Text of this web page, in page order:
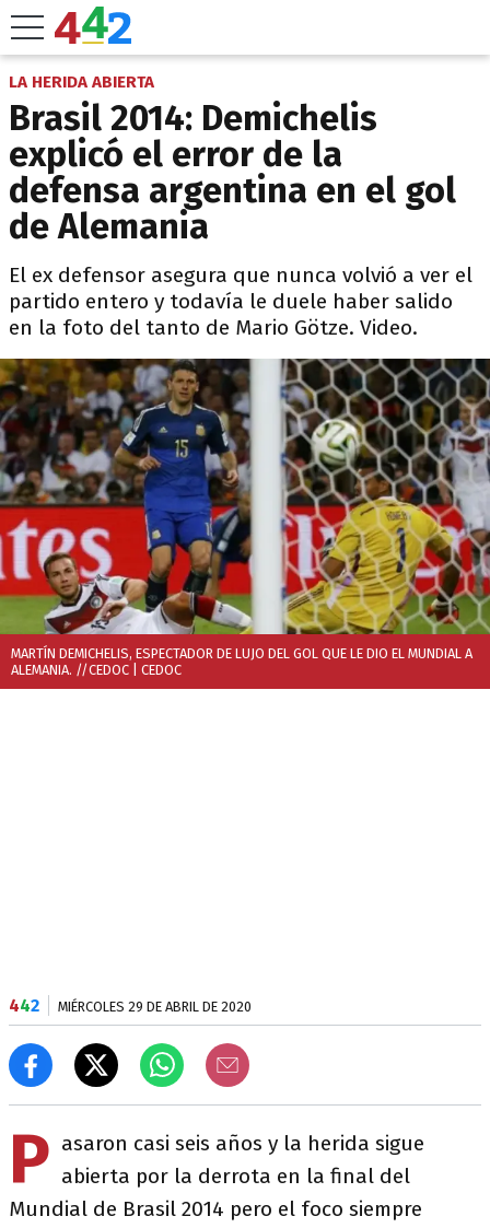
LA HERIDA ABIERTA
Brasil 2014: Demichelis
explicó el error de la
defensa argentina en el gol
de Alemania
El ex defensor asegura que nunca volvió a ver el
partido entero y todavía le duele haber salido
en la foto del tanto de Mario Götze. Video.
MARTÍN DEMICHELIS, ESPECTADOR DE LUJO DEL GOL QUE LE DIO EL MUNDIAL A
ALEMANIA. //CEDOC | CEDOC
442 MIÉRCOLES 29 DE ABRIL DE 2020
P asaron casi seis años y la herida sigue
abierta por la derrota en la final del
Mundial de Brasil 2014 pero el foco siempre